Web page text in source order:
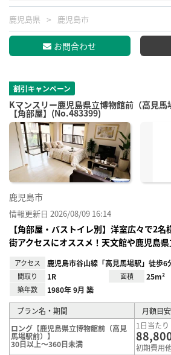
鹿児島県 鹿児島市
お問合わせ
割引キャンペーン
Kマンスリー鹿児島県立博物館前（高見
【角部屋】(No.483399)
鹿児島市
情報更新日 2026/08/09 16:14
【角部屋・バストイレ別】洋室広々で2
街アクセスにオススメ！天文館や鹿児島
アクセス 鹿児島市谷山線「高見馬場駅」徒歩6
間取り 1R 面積 25m²
築年数 1980年 9月 築
プラン名・期間
月額目安
ロング【鹿児島県立博物館前（高見
馬場駅前）】
30日以上～360日未満
1日当た
初期費用